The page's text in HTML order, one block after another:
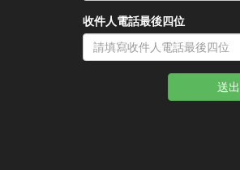
收件人電話最後四位
送出